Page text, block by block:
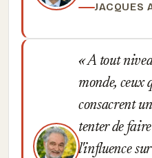
JACQUES
A tout
monde, ceux
consacrent
tenter de
l'influence